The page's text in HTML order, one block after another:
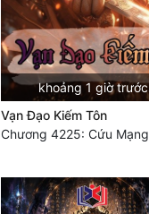
khoảng 1 giờ trước
Vạn Đạo Kiếm Tôn
Chương 4225: Cứu Mạng